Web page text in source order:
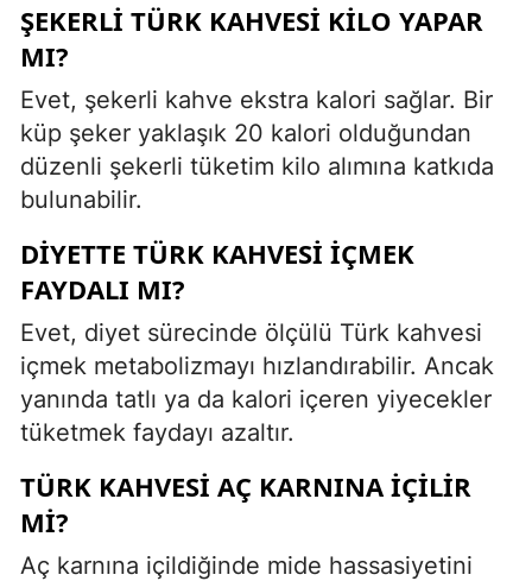
ŞEKERLI TÜRK KAHVESI KILO YAPAR
MI?
Evet, şekerli kahve ekstra kalori sağlar. Bir
küp şeker yaklaşık 20 kalori olduğundan
düzenli şekerli tüketim kilo alımına katkıda
bulunabilir.
DIYETTE TÜRK KAHVESI IÇMEK
FAYDALI MI?
Evet, diyet sürecinde ölçülü Türk kahvesi
içmek metabolizmayı hızlandırabilir. Ancak
yanında tatlı ya da kalori içeren yiyecekler
tüketmek faydayı azaltır.
TÜRK KAHVESI AÇ KARNINA IÇILIR
MI?
Aç karnına içildiğinde mide hassasiyetini